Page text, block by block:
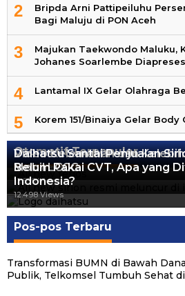
2
Bripda Arni Pattipeiluhu
Bagi Maluju di PON Aceh
3
Majukan Taekwondo Maluku,
Johanes Soarlembe
4 Lantamal IX Gelar Olahraga
5 Korem 151/Binaiya Gelar Body
Otomotif Terpopuler
Video Kelemahan dan
13.424 Views
Daihatsu Santai Penjualan
Mobil LCGC
12.559 Views
Belum Pakai CVT, Apa yang
Indonesia?
12.498 Views
Pos-pos Terbaru
Transformasi BUMN di Bawah
Publik, Telkomsel Tumbuh Sehat